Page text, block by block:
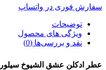
سفارش فوری در واتساپ
توضیحات
ویژگی های محصول
نقد و بررسی‌ها (0)
عطر ادکلن عشق الشیوخ سیلور